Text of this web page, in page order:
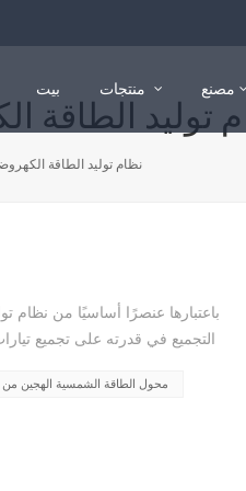
بيت مصنع
توليد الطاقة
نظام توليد الطاقة
باعتبارها عنصرًا أساسيًا من نظام
التجميع في قدرته على تجميع
محول الطاقة الشمسية الهجين من